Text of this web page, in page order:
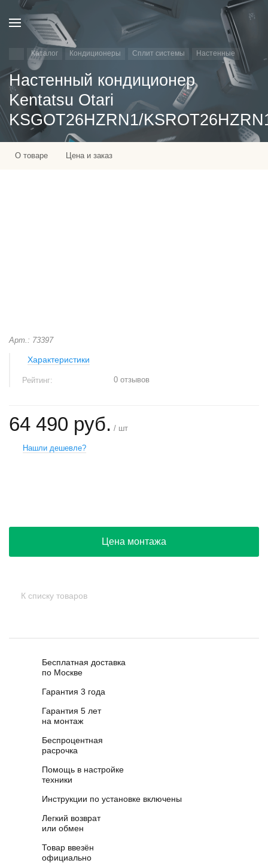
Каталог Кондиционеры Сплит системы Настенные
Настенный кондиционер
Kentatsu Otari
KSGOT26HZRN1/
О товаре Цена и заказ
Арт.: 73397
Характеристики
Рейтинг: 0 отзывов
64 490 руб. / шт
Нашли дешевле?
Цена монтажа
К списку товаров
Бесплатная доставка
по Москве
Гарантия 3 года
Гарантия 5 лет
на монтаж
Беспроцентная
расрочка
Помощь в настройке
техники
Инструкции по установке включены
Легкий возврат
или обмен
Товар ввезён
официально